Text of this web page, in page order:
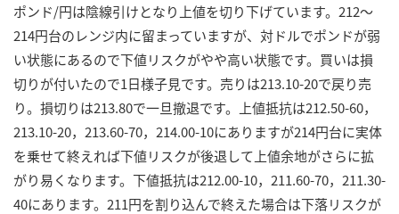
ポンド/円は陰線引けとなり上値を切り下げています。212～
214円台のレンジ内に留まっていますが、対ドルでポンドが弱
い状態にあるので下値リスクがやや高い状態です。買いは損
切りが付いたので1日様子見です。売りは213.10-20で戻り売
り。損切りは213.80で一旦撤退です。上値抵抗は212.50-60，
213.10-20，213.60-70，214.00-10にありますが214円台に実体
を乗せて終えれば下値リスクが後退して上値余地がさらに拡
がり易くなります。下値抵抗は212.00-10，211.60-70，211.30-
40にあります。211円を割り込んで終えた場合は下落リスクが